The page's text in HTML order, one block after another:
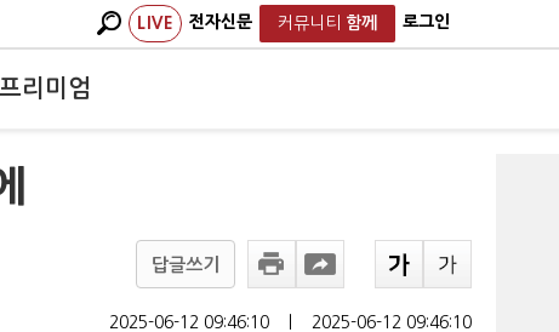
LIVE 전자신문 커뮤니티 함께 로그인
프리미엄
답글쓰기
2025-06-12 09:46:10 2025-06-12 09:46:10